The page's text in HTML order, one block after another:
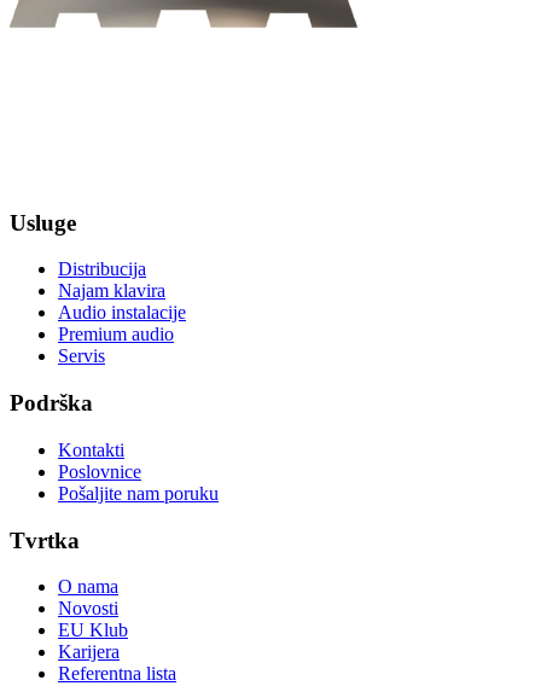
Usluge
Distribucija
Najam klavira
Audio instalacije
Premium audio
Servis
Podrška
Kontakti
Poslovnice
Pošaljite nam poruku
Tvrtka
O nama
Novosti
EU Klub
Karijera
Referentna lista